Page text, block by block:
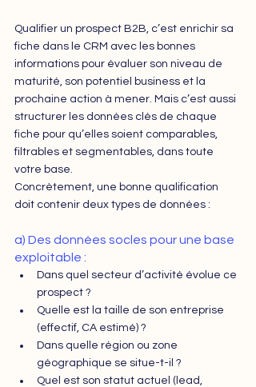
Qualifier un prospect B2B, c’est enrichir sa
fiche dans le CRM avec les bonnes
informations pour évaluer son niveau de
maturité, son potentiel business et la
prochaine action à mener. Mais c’est aussi
structurer les données clés de chaque
fiche pour qu’elles soient comparables,
filtrables et segmentables, dans toute
votre base.
Concrètement, une bonne qualification
doit contenir deux types de données :
a) Des données socles pour une base
exploitable :
Dans quel secteur d’activité évolue ce
prospect ?
Quelle est la taille de son entreprise
(effectif, CA estimé) ?
Dans quelle région ou zone
géographique se situe-t-il ?
Quel est son statut actuel (lead,